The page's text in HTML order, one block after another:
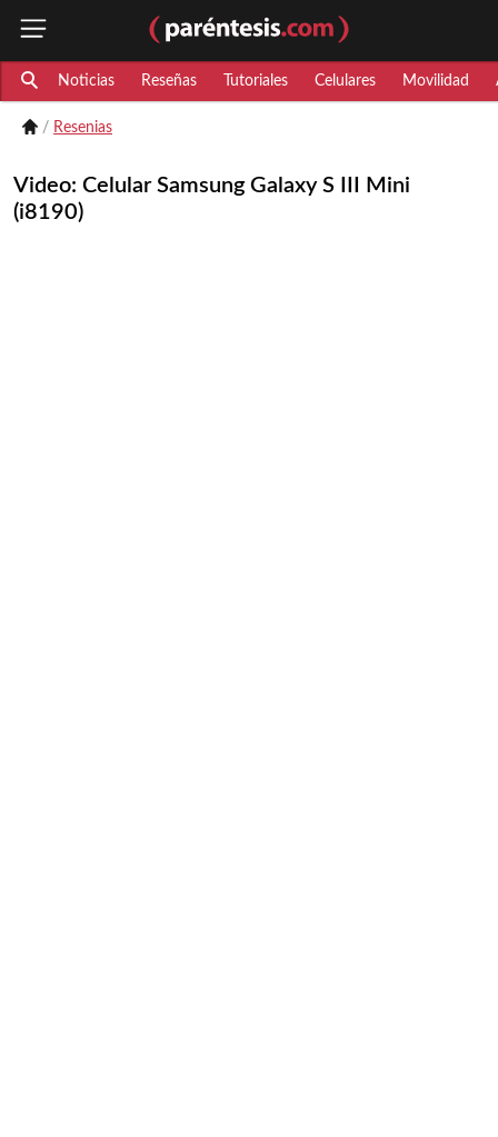
Noticias Reseñas Tutoriales Celulares Movilidad
Resenias
Video: Celular Samsung Galaxy S III Mini
(i8190)